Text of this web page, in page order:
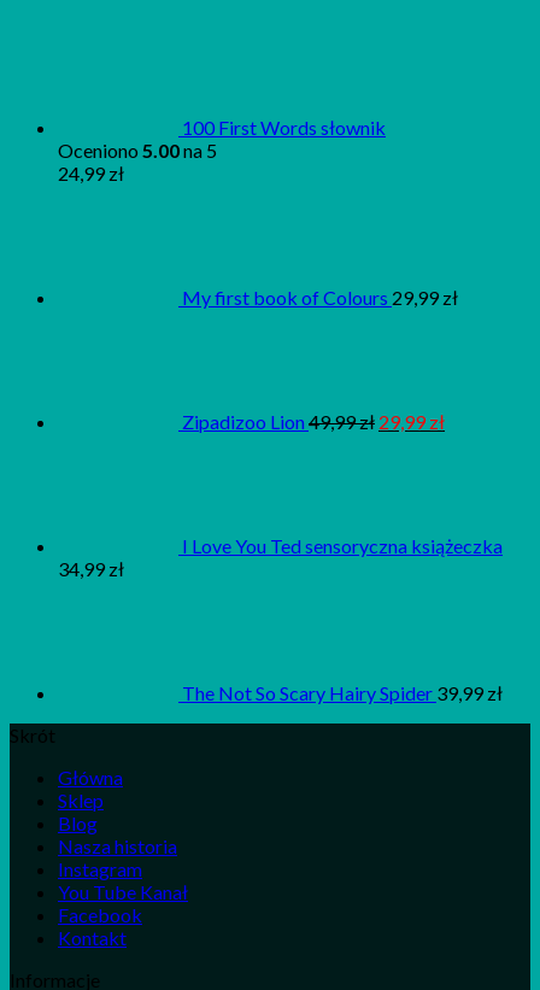
100 First Words słownik
Oceniono 5.00na 5
24,99 zł
My first book of Colours 29,99 zł
Zipadizoo Lion49,99zł 29,99zł
I Love You Ted sensoryczna książeczka
34,99 zł
The Not So Scary Hairy Spider 39,99 zł
Skrót
Główna
Sklep
Blog
Nasza historia
Instagram
You Tube Kanał
Facebook
Kontakt
Informacje